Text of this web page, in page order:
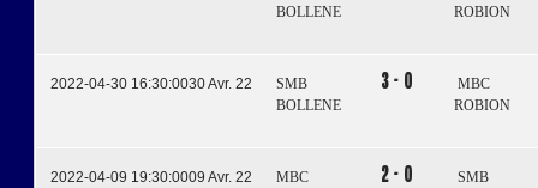
BOLLENE
ROBION
2022-04-30 16:30:0030 Avr. 22
SMB
BOLLENE
3 - 0
MBC
ROBION
2022-04-09 19:30:0009 Avr. 22
MBC
2 - 0
SMB